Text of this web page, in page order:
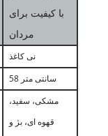
با کیفیت برای
مردان
نی کاغذ
58 سانتی متر
مشکی، سفید،
قهوه ای، بژ و